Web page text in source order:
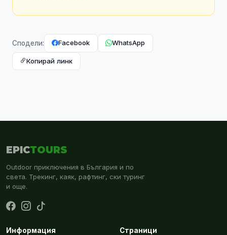
Сподели: Facebook WhatsApp
Копирай линк
EPICTOURS
Outdoor приключения в България и по
света. Трекинг, каяк, рафтинг, ски туринг
и още.
Информация Страници